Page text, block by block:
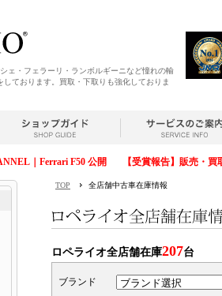
ェ・フェラーリ・ランボルギーニなど憧れの輸
ております。買取・下取りも強化しておりま
｜Ferrari F50 公開 【受賞報告】販売・
TOP 全店舗中古車在庫情報
ロペライオ全店舗在庫207台
ブランド